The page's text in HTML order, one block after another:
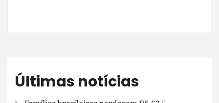
Últimas notícias